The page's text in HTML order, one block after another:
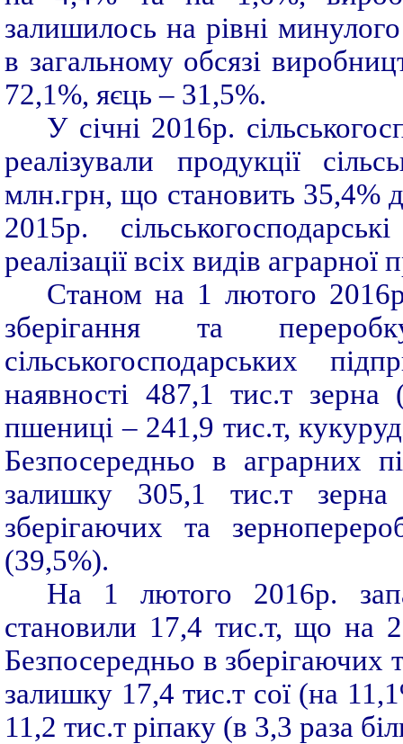
залишилось на рівні
в загальному обсязі
72,1%, яєць – 31,5%.
У січні 2016р.
реалізували продукції
млн.грн, що становить 35,4%
2015р.
реалізації всіх видів
Станом на 1 лютого
зберігання та
сільськогосподарських
наявності 487,1 тис.т
пшениці – 241,9 тис.т,
Безпосередньо в аграрних
залишку 305,1 тис.т
зберігаючих та
(39,5%).
На 1 лютого 2016р.
становили 17,4 тис.т, що на
Безпосередньо в зберігаючих
залишку 17,4 тис.т сої (на
11,2 тис.т ріпаку (в 3,3 раза